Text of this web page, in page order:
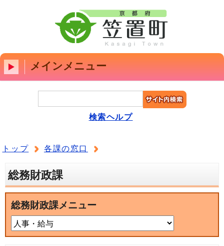
メインメニュー
検索ヘルプ
トップ 各課の窓口
総務財政課
総務財政課メニュー